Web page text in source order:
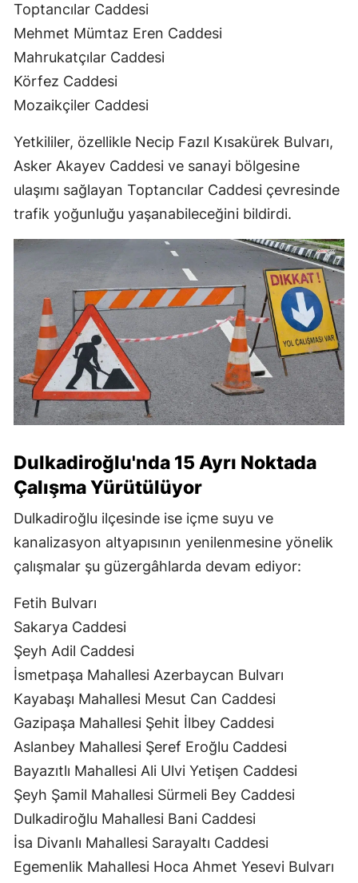
Toptancılar Caddesi
Mehmet Mümtaz Eren Caddesi
Mahrukatçılar Caddesi
Körfez Caddesi
Mozaikçiler Caddesi
Yetkililer, özellikle Necip Fazıl Kısakürek Bulvarı,
Asker Akayev Caddesi ve sanayi bölgesine
ulaşımı sağlayan Toptancılar Caddesi çevresinde
trafik yoğunluğu yaşanabileceğini bildirdi.
Dulkadiroğlu'nda 15 Ayrı Noktada
Çalışma Yürütülüyor
Dulkadiroğlu ilçesinde ise içme suyu ve
kanalizasyon altyapısının yenilenmesine yönelik
çalışmalar şu güzergâhlarda devam ediyor:
Fetih Bulvarı
Sakarya Caddesi
Şeyh Adil Caddesi
İsmetpaşa Mahallesi Azerbaycan Bulvarı
Kayabaşı Mahallesi Mesut Can Caddesi
Gazipaşa Mahallesi Şehit İlbey Caddesi
Aslanbey Mahallesi Şeref Eroğlu Caddesi
Bayazıtlı Mahallesi Ali Ulvi Yetişen Caddesi
Şeyh Şamil Mahallesi Sürmeli Bey Caddesi
Dulkadiroğlu Mahallesi Bani Caddesi
İsa Divanlı Mahallesi Sarayaltı Caddesi
Egemenlik Mahallesi Hoca Ahmet Yesevi Bulvarı